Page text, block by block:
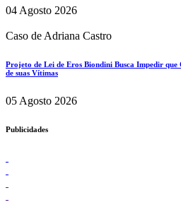
04 Agosto 2026
Caso de Adriana Castro
Projeto de Lei de Eros Biondini Busca Impedir
de suas Vítimas
05 Agosto 2026
Publicidades